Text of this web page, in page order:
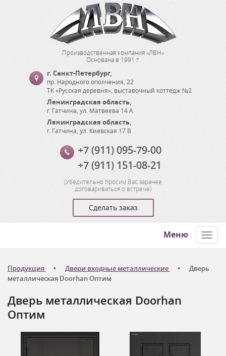
Производственная компания «ЛВН»
Основана в 1991 г.
г. Санкт-Петербург,
пр. Народного ополчения, 22
ТК «Русская деревня», выставочный коттедж №2
Ленинградская область,
г. Гатчина ул. Матвеева 14 А
Ленинградская область,
г. Гатчина ул. Киевская 17 В
+7 (911) 095-79-00
+7 (911) 151-08-21
(Убедительно просим Вас заранее
договариваться о встрече)
Сделать заказ
Меню
Продукция Двери входные металлические
Дверь
металлическая Doorhan Оптим
Дверь металлическая Doorhan
Оптим